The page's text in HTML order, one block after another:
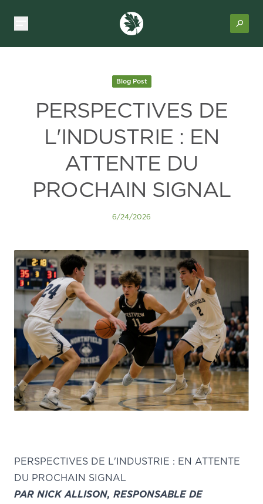
Blog Post
PERSPECTIVES DE
L'INDUSTRIE : EN
ATTENTE DU
PROCHAIN SIGNAL
6/24/2026
PERSPECTIVES DE L'INDUSTRIE : EN ATTENTE
DU PROCHAIN SIGNAL
PAR NICK ALLISON, RESPONSABLE DE